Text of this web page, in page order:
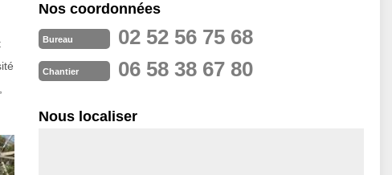
Nos coordonnées
Bureau 02 52 56 75 68
Chantier 06 58 38 67 80
Nous localiser